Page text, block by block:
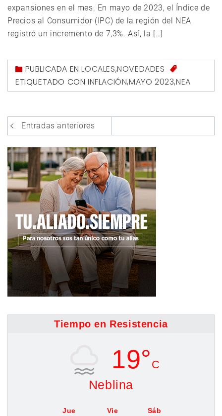
expansiones en el mes. En mayo de 2023, el Índice de
Precios al Consumidor (IPC) de la región del NEA
registró un incremento de 7,3%. Así, la […]
PUBLICADA ENLOCALES,NOVEDADES
ETIQUETADO CON INFLACIÓN,MAYO 2023,NEA
Navegación
de
entradas
Entradas anteriores
Tiempo en Resistencia
19° C
Neblina
Jue Vie Sáb